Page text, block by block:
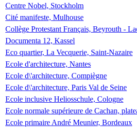
Centre Nobel, Stockholm
Cité manifeste, Mulhouse
Collège Protestant Français, Beyrouth -
Documenta 12, Kassel
Eco quartier, La Vecquerie, Saint-Nazaire
Ecole d'architecture, Nantes
Ecole d\'architecture, Compiègne
Ecole d\'architecture, Paris Val de Seine
Ecole inclusive Heliosschule, Cologne
Ecole normale supérieure de Cachan,
Ecole primaire André Meunier, Bordeaux